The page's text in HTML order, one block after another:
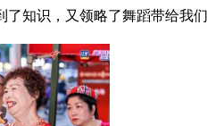
知识，又领略了舞蹈带给我们